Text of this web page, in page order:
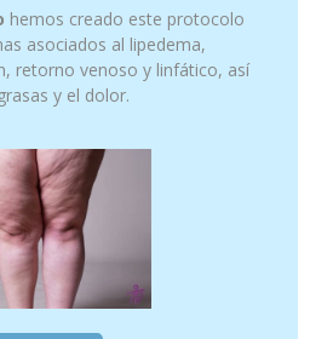
Zanahoria – 5ml
hemos creado este protocolo
asociados al lipedema,
retorno venoso y linfático, así
y el dolor.